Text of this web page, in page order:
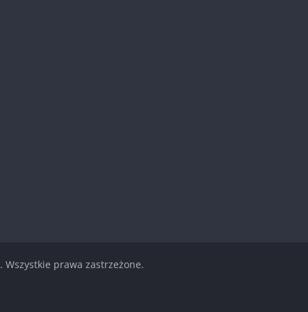
. Wszystkie prawa zastrzeżone.